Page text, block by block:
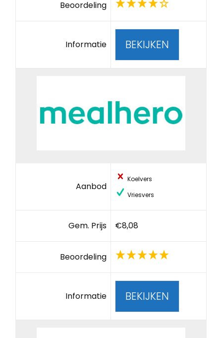
Beoordeling
Informatie BEKIJKEN
Aanbod
Koelvers
Vriesvers
Gem. Prijs €8,08
Beoordeling
Informatie BEKIJKEN